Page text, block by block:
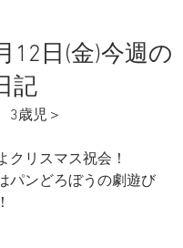
12日(金)今週の
記
3歳児＞
クリスマス祝会！
パンどろぼうの劇遊び